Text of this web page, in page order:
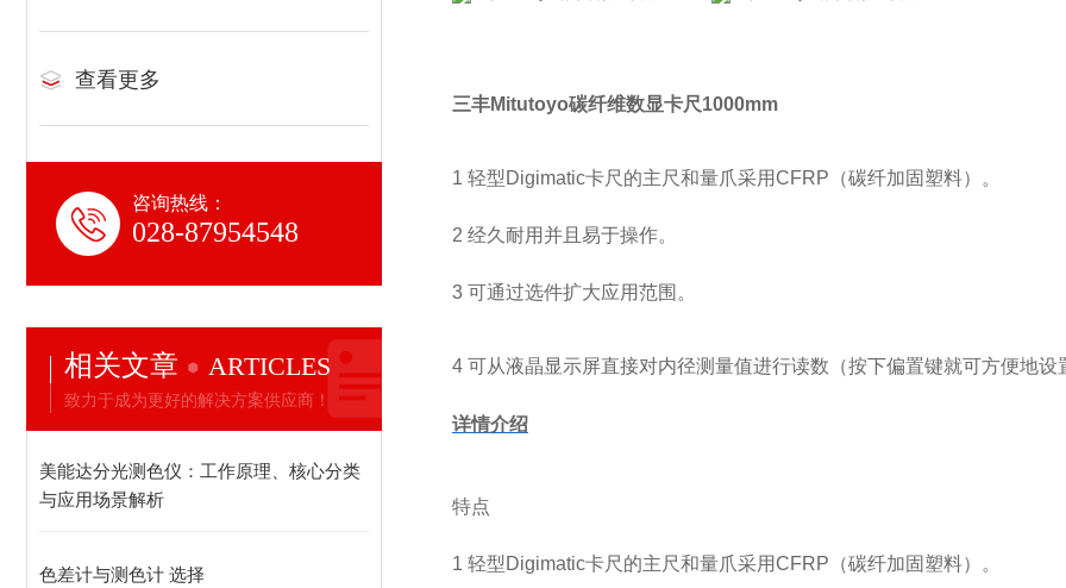
查看更多
咨询热线：
028-87954548
相关文章 ARTICLES
致力于成为更好的解决方案供应商！
美能达分光测色仪：工作原理、核心分类
与应用场景解析
色差计与测色计 选择
三丰Mitutoyo碳纤维数显卡尺1000mm
1 轻型Digimatic卡尺的主尺和量爪采用CFRP（碳纤加固塑料）。
2 经久耐用并且易于操作。
3 可通过选件扩大应用范围。
4 可从液晶显示屏直接对内径测量值进行读数（按下偏置键就可方便地设
详情介绍
特点
1 轻型Digimatic卡尺的主尺和量爪采用CFRP（碳纤加固塑料）。